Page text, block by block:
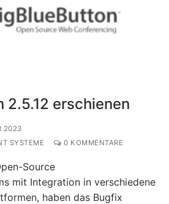
2.5.12 erschienen
2023
SYSTEME
0 KOMMENTARE
Source
mit Integration in verschiedene
haben das Bugfix